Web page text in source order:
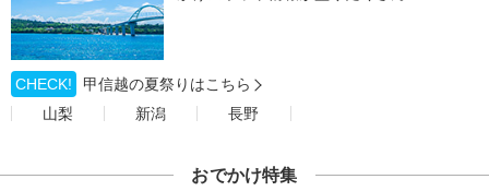
CHECK!
甲信越の夏祭りはこちら
山梨
新潟 長野
おでかけ特集